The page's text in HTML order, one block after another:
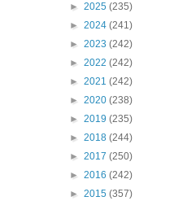
► 2025 (235)
► 2024 (241)
► 2023 (242)
► 2022 (242)
► 2021 (242)
► 2020 (238)
► 2019 (235)
► 2018 (244)
► 2017 (250)
► 2016 (242)
► 2015 (357)